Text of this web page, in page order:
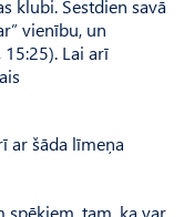
klubi. Sestdien savā
vienību, un
Lai arī
ar šāda līmeņa
spēkiem, tam, ka var